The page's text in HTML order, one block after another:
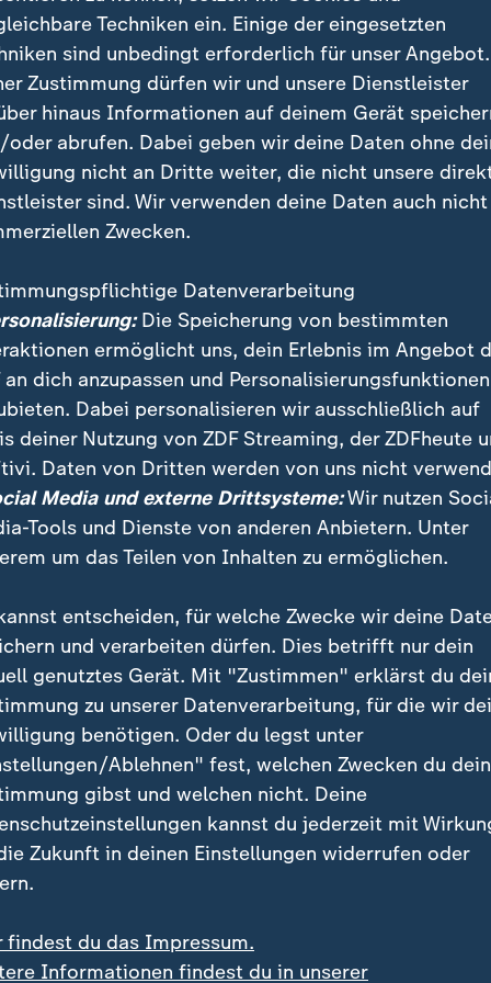
für Gornik Zabrze noch das letzte Ligaspiel gegen
dürfte Podolski gewürdigt werden. Der 40-Jährige
inklusive der WM-Krönung 2014 in
Jugend des1. FC Kölnfeierte Podolski 2003 sein
Deutschlands Weg zum "Sommermärchen"
im Sommer 2004 am Boden liegt, übernimmt
– mit radikal innovativen Ideen. Doch sein Kurs bringt
Mission droht zu scheitern.
der in Polen geborene Stürmer schnell zur
aber auch sein frech-selbstbewusstes Auftreten
zum Klub aus der Domstadt.
Techniken ein. Einige der eingesetzten
sind unbedingt erforderlich für unser
Zustimmung dürfen wir und unsere Dienstleister
hinaus Informationen auf deinem Gerät
oder abrufen. Dabei geben wir deine Daten ohne
nicht an Dritte weiter, die nicht unsere
sind. Wir verwenden deine Daten auch nicht
Zwecken.
Datenverarbeitung
Die Speicherung von bestimmten
ermöglicht uns, dein Erlebnis im Angebot
an dich anzupassen und Personalisierungsfunktionen
Dabei personalisieren wir ausschließlich auf
deiner Nutzung von ZDF Streaming, der ZDFheute
Daten von Dritten werden von uns nicht
Media und externe Drittsysteme:Wir nutzen
Tools und Dienste von anderen Anbietern. Unter
um das Teilen von Inhalten zu ermöglichen.
entscheiden, für welche Zwecke wir deine
und verarbeiten dürfen. Dies betrifft nur dein
genutztes Gerät. Mit "Zustimmen" erklärst du
zu unserer Datenverarbeitung, für die wir
benötigen. Oder du legst unter
Ablehnen" fest, welchen Zwecken du
gibst und welchen nicht. Deine
kannst du jederzeit mit
Zukunft in deinen Einstellungen widerrufen oder
findest du das Impressum.
Informationen findest du in unserer